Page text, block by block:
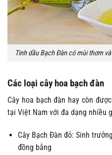
Tinh dầu Bạch Đàn có mùi thơm
Các loại cây hoa bạch đàn
Cây hoa bạch đàn hay còn
tại Việt Nam với đa dạng nhiều
Cây Bạch Đàn đỏ: Sinh
đồng bằng